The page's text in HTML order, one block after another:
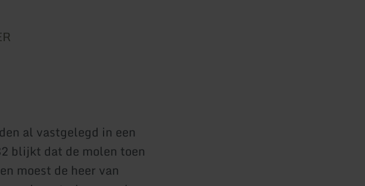
al vastgelegd in een
blijkt dat de molen toen
moest de heer van